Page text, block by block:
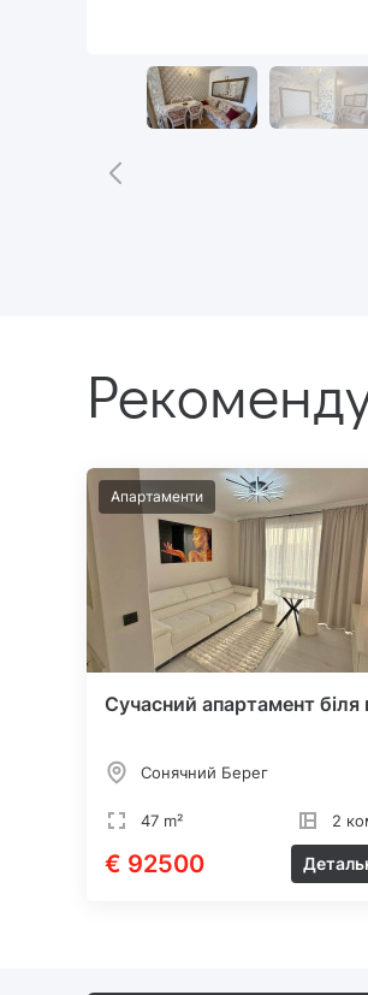
Апартаменти
Сучасний апартамент
Сонячний Берег
47 m² 2
€ 92500